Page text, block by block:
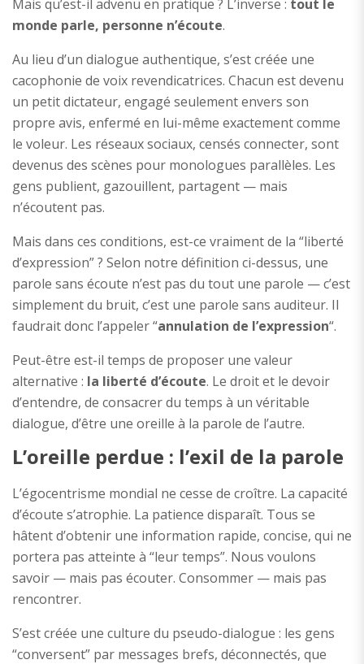
Mais qu’est-il advenu en pratique ? L’inverse : tout le
monde parle, personne n’écoute.
Au lieu d’un dialogue authentique, s’est créée une
cacophonie de voix revendicatrices. Chacun est devenu
un petit dictateur, engagé seulement envers son
propre avis, enfermé en lui-même exactement comme
le voleur. Les réseaux sociaux, censés connecter, sont
devenus des scènes pour monologues parallèles. Les
gens publient, gazouillent, partagent — mais
n’écoutent pas.
Mais dans ces conditions, est-ce vraiment de la “liberté
d’expression” ? Selon notre définition ci-dessus, une
parole sans écoute n’est pas du tout une parole — c’est
simplement du bruit, c’est une parole sans auditeur. Il
faudrait donc l’appeler “annulation de l’expression“.
Peut-être est-il temps de proposer une valeur
alternative : la liberté d’écoute. Le droit et le devoir
d’entendre, de consacrer du temps à un véritable
dialogue, d’être une oreille à la parole de l’autre.
L’oreille perdue : l’exil de la parole
L’égocentrisme mondial ne cesse de croître. La capacité
d’écoute s’atrophie. La patience disparaît. Tous se
hâtent d’obtenir une information rapide, concise, qui ne
portera pas atteinte à “leur temps”. Nous voulons
savoir — mais pas écouter. Consommer — mais pas
rencontrer.
S’est créée une culture du pseudo-dialogue : les gens
“conversent” par messages brefs, déconnectés, que